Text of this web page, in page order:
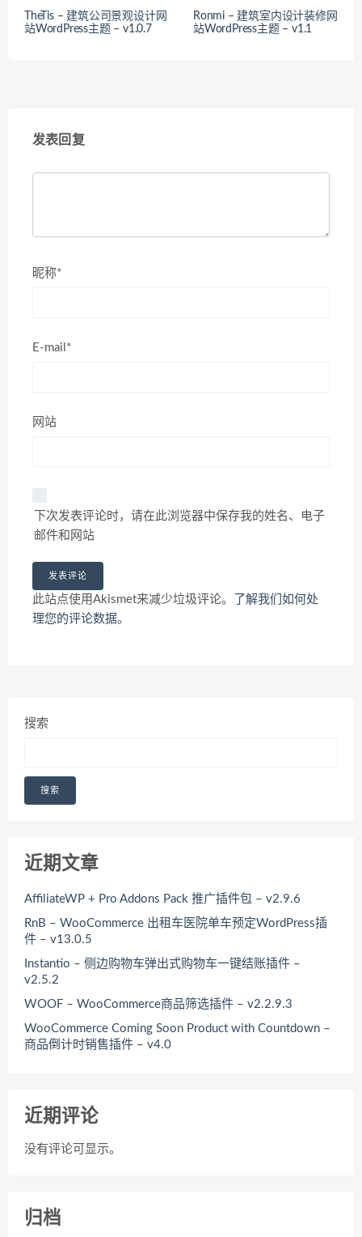
TheTis – 建筑公司景观设计网
站WordPress主题 – v1.0.7
Ronmi – 建筑室内设计装修网
站WordPress主题 – v1.1
发表回复
昵称*
E-mail*
网站
下次发表评论时，请在此浏览器中保存我的姓名、电子
邮件和网站
此站点使用Akismet来减少垃圾评论。
了解我们如何处
理您的评论数据。
搜索
搜索
近期文章
AffiliateWP + Pro Addons Pack 推广插件包 – v2.9.6
RnB – WooCommerce 出租车医院单车预定WordPress插
件 – v13.0.5
Instantio – 侧边购物车弹出式购物车一键结账插件 –
v2.5.2
WOOF – WooCommerce商品筛选插件 – v2.2.9.3
WooCommerce Coming Soon Product with Countdown –
商品倒计时销售插件 – v4.0
近期评论
没有评论可显示。
归档